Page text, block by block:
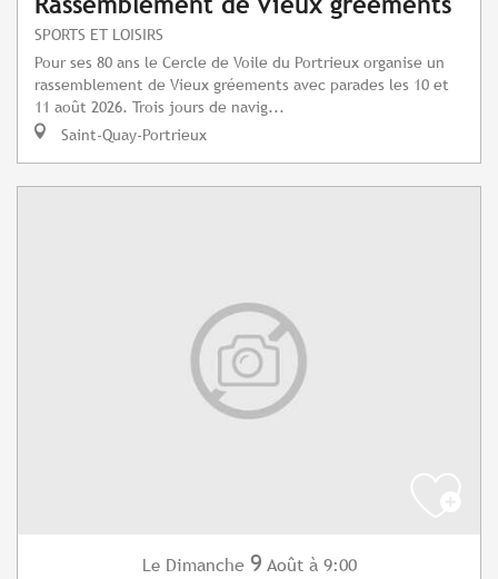
SPORTS ET LOISIRS
Pour ses 80 ans le Cercle de Voile du Portrieux organise un
rassemblement de Vieux gréements avec parades les 10 et
11 août 2026. Trois jours de navig...
Saint-Quay-Portrieux
Le Dimanche 9 Août à 9:00